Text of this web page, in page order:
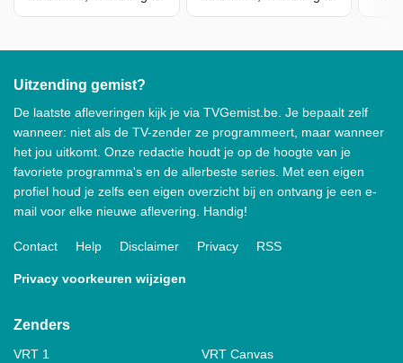
Uitzending gemist?
De laatste afleveringen kijk je via TVGemist.be. Je bepaalt zelf
wanneer: niet als de TV-zender ze programmeert, maar wanneer
het jou uitkomt. Onze redactie houdt je op de hoogte van je
favoriete programma's en de allerbeste series. Met een eigen
profiel houd je zelfs een eigen overzicht bij en ontvang je een e-
mail voor elke nieuwe aflevering. Handig!
Contact Help Disclaimer Privacy RSS
Privacy voorkeuren wijzigen
Zenders
VRT 1
VRT Canvas